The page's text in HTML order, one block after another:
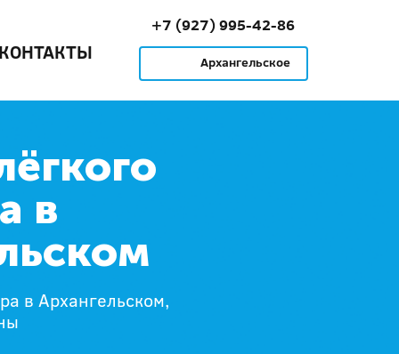
+7 (927) 995-42-86
Архангельское
в
в Архангельском,